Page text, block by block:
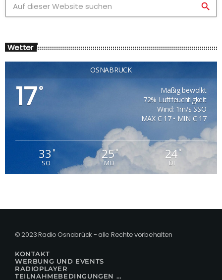
search
Wetter
OSNABRÜCK
17°
Mäßig bewölkt
72% Luftfeuchtigkeit
Wind: 1m/s SSO
MAX C 17 • MIN C 17
33 °
SO
25°
MO
24°
DI
© 2023 Radio Osnabrück - alle Rechte vorbehalten
KONTAKT
WERBUNG UND EVENTS
RADIOPLAYER
TEILNAHMEBEDINGUNGEN FÜR GEWINNSPIELE